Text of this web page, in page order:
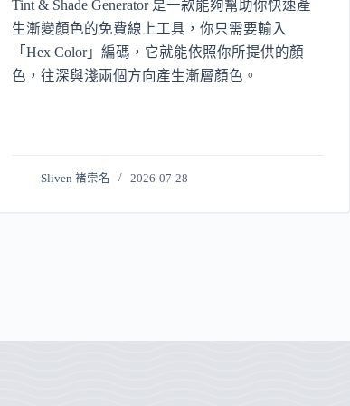
Tint & Shade Generator 是一款能夠幫助你快速產
生漸變顏色的免費線上工具，你只需要輸入
「Hex Color」編碼，它就能依照你所提供的顏
色，往深與淺兩個方向產生漸層顏色。
Sliven 褚崇名 2026-07-28